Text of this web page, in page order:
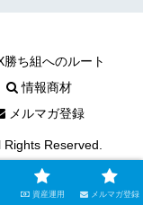
勝ち組へのルート
情報商材
メルマガ登録
Reserved.
資産運用 メルマガ登録